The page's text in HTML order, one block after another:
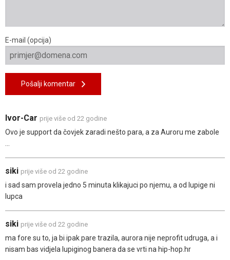
E-mail (opcija)
Pošalji komentar
Ivor-Car prije više od 22 godine
Ovo je support da čovjek zaradi nešto para, a za Auroru me zabole
...
siki prije više od 22 godine
i sad sam provela jedno 5 minuta klikajuci po njemu, a od lupige ni
lupca
siki prije više od 22 godine
ma fore su to, ja bi ipak pare trazila, aurora nije neprofit udruga, a i
nisam bas vidjela lupiginog banera da se vrti na hip-hop.hr